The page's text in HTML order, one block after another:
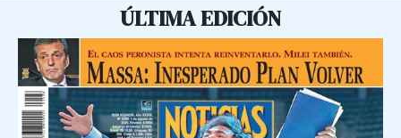
ÚLTIMA EDICIÓN